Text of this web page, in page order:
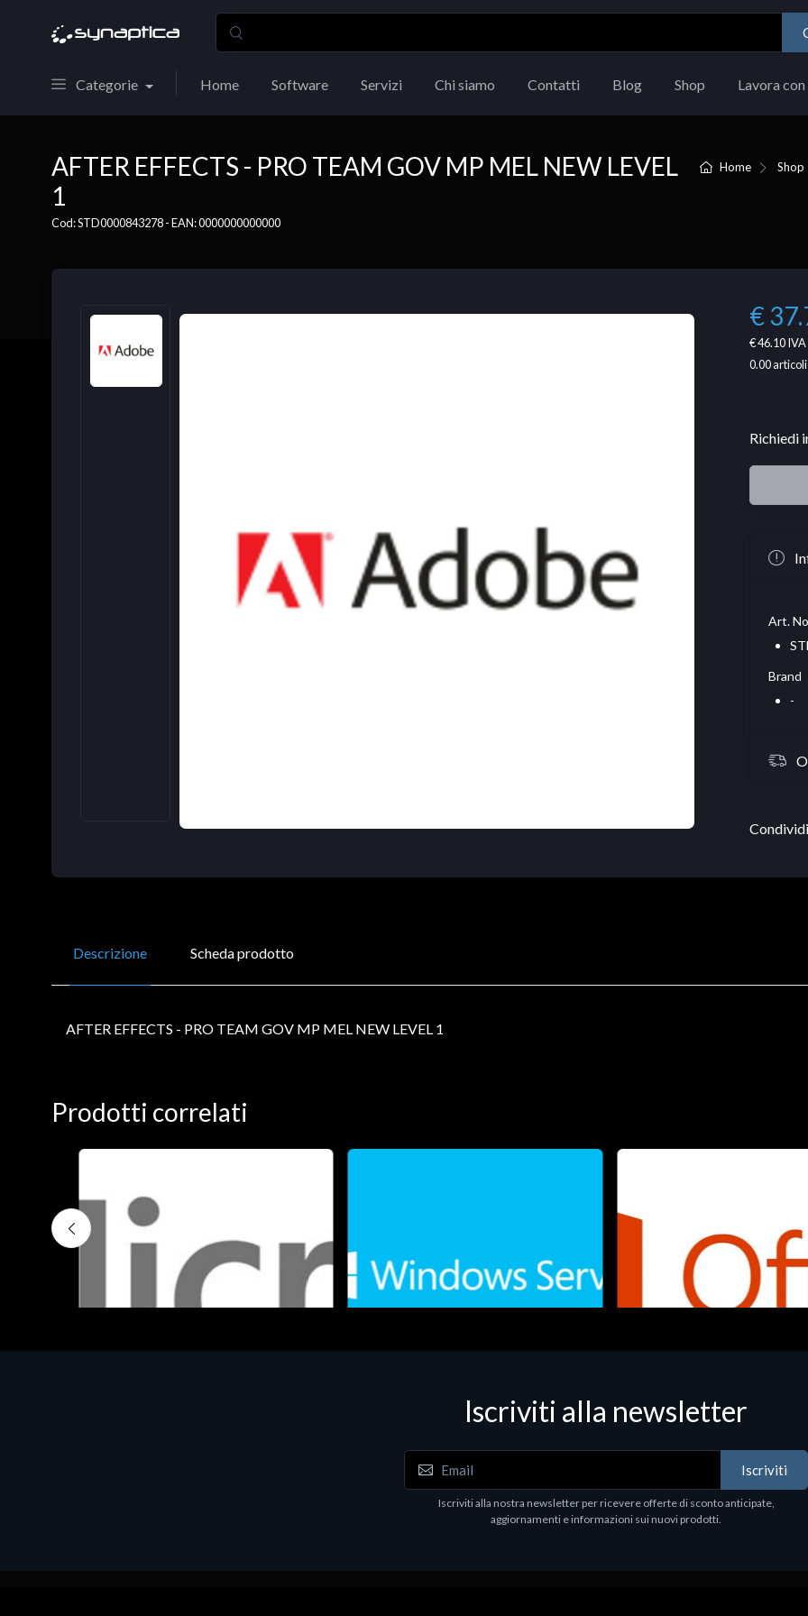
Categorie Home Software Servizi Chi siamo Contatti Blog Shop Lavora con
Home Shop
AFTER EFFECTS - PRO TEAM GOV MP MEL NEW LEVEL
1
Cod: STD0000843278 - EAN: 0000000000000
€
€ 46.10IVA
0.00
Richiedi
Art.
Brand
-
Descrizione Scheda prodotto
AFTER EFFECTS - PRO TEAM GOV MP MEL NEW LEVEL 1
Prodotti correlati
Software - Office Productivity Software - Office Productivity
Iscriviti alla newsletter
Iscriviti
Iscriviti alla nostra newsletter per ricevere offerte di sconto anticipate,
aggiornamenti e informazioni sui nuovi prodotti.